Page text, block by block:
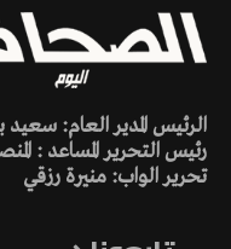
الرئيس المدير العام:
رئيس التحرير المساعد :
تحرير الواب: منيرة رزقي